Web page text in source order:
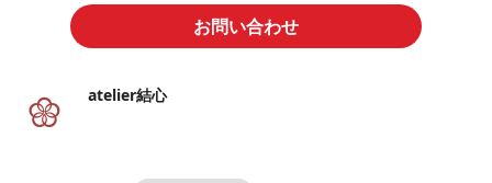
お問い合わせ
atelier結心